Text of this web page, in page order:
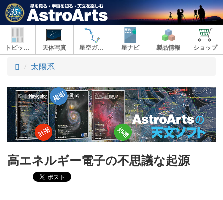
トピックス 天体写真 星空ガイド 星ナビ 製品情報 ショップ
ト
プ
太陽系
高エネルギー電子の不思議な起源